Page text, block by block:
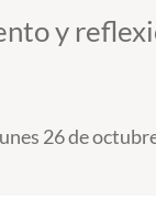
y
26 de